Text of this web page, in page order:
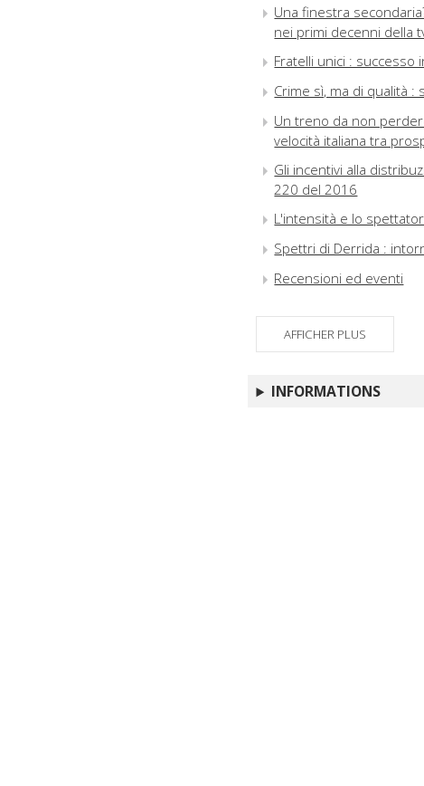
Una finestra
nei primi decenni della
Fratelli unici : successo
Crime sì, ma di qualità
Un treno da non
velocità italiana tra
Gli incentivi alla
220 del 2016
L'intensità e lo
Spettri di Derrida :
Recensioni ed eventi
AFFICHER PLUS
INFORMATIONS